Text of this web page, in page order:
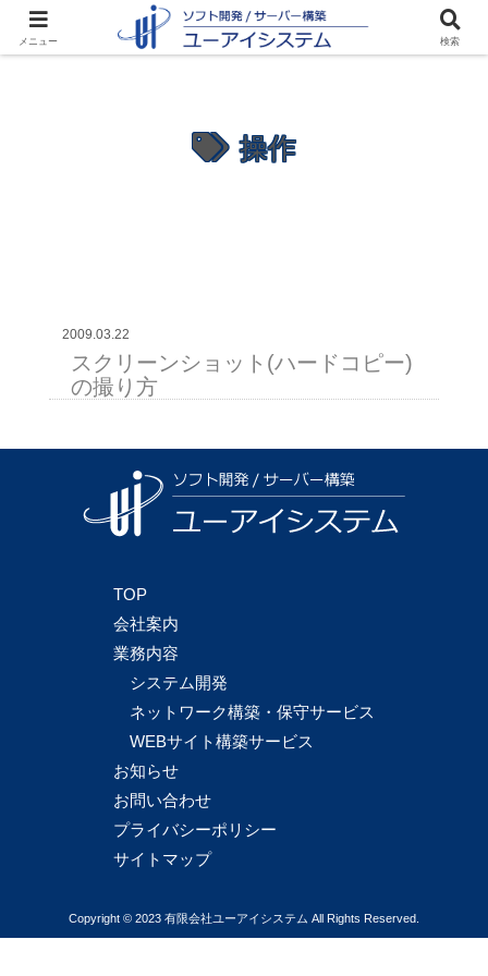
操作
2009.03.22
スクリーンショット(ハードコピー)
の撮り方
TOP
会社案内
業務内容
システム開発
ネットワーク構築・保守サービス
WEBサイト構築サービス
お知らせ
お問い合わせ
プライバシーポリシー
サイトマップ
Copyright © 2023 有限会社ユーアイシステム All Rights Reserved.
メニュー 検索